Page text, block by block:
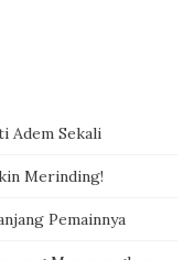
Adem Sekali
Merinding!
Pemainnya